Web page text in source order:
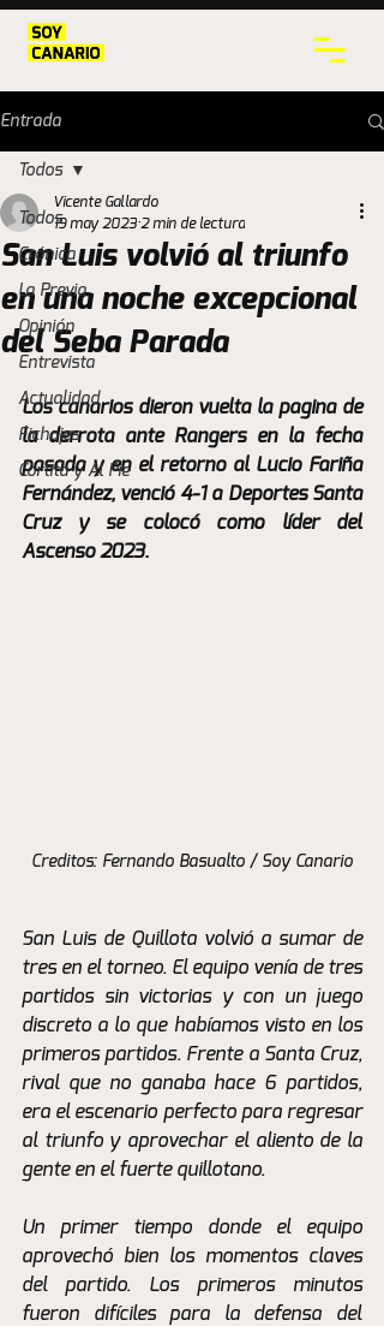
Entrada
Todos
Crónica
La Previa
Opinión
Entrevista
Actualidad
Fichajes
Cortita y Al Pie
Todos
San Luis volvió al triunfo
en una noche excepcional
del Seba Parada
Vicente Gallardo
19 may 2023 2 min de lectura
Los canarios dieron vuelta la pagina de
la derrota ante Rangers en la fecha
pasada y en el retorno al Lucio Fariña
Fernández, venció 4-1 a Deportes Santa
Cruz y se colocó como líder del
Ascenso 2023.
Creditos: Fernando Basualto / Soy Canario
San Luis de Quillota volvió a sumar de
tres en el torneo. El equipo venía de tres
partidos sin victorias y con un juego
discreto a lo que habíamos visto en los
primeros partidos. Frente a Santa Cruz,
rival que no ganaba hace 6 partidos,
era el escenario perfecto para regresar
al triunfo y aprovechar el aliento de la
gente en el fuerte quillotano.
Un primer tiempo donde el equipo
aprovechó bien los momentos claves
del partido. Los primeros minutos
fueron difíciles para la defensa del